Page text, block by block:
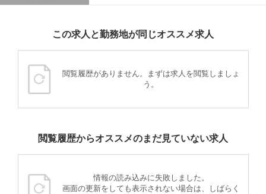
この求人と勤務地が同じオススメ求人
閲覧履歴がありません。まずは求人を閲覧しましょ
う。
閲覧履歴からオススメのまだ見ていない求人
情報の読み込みに失敗しました。
画面の更新をしても表示されない場合は、しばらく